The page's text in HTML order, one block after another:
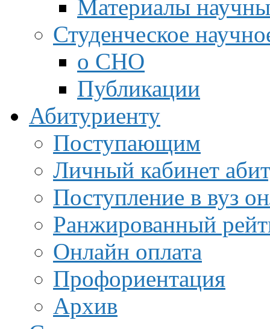
Материалы
Студенческое
о СНО
Публикации
Абитуриенту
Поступающим
Личный кабинет
Поступление в вуз
Ранжированный
Онлайн оплата
Профориентация
Архив